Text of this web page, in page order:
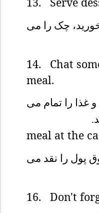
چک را می
14.
Chat
meal.
غذا را تمام می
meal at the
پول را نقد می
16. Don't